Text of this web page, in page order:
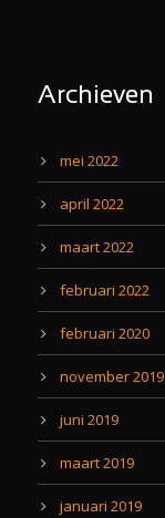
Archieven
mei 2022
april 2022
maart 2022
februari 2022
februari 2020
november 2019
juni 2019
maart 2019
januari 2019